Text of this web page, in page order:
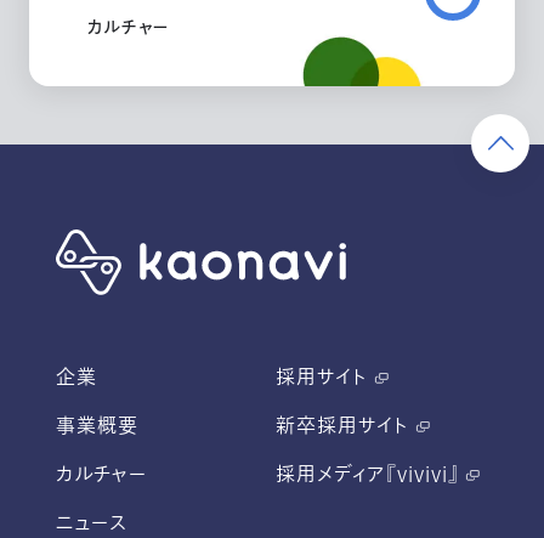
カルチャー
企業
事業概要
カルチャー
ニュース
採用サイト
新卒採用サイト
採用メディア『vivivi』